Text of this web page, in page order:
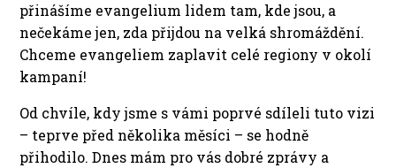
přinášíme evangelium lidem tam, kde jsou, a
nečekáme jen, zda přijdou na velká shromáždění.
Chceme evangeliem zaplavit celé regiony v okolí
kampaní!
Od chvíle, kdy jsme s vámi poprvé sdíleli tuto vizi
– teprve před několika měsíci – se hodně
přihodilo. Dnes mám pro vás dobré zprávy a